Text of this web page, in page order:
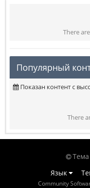
There
Популярный
Показан контент с
There
Тема
Язык
Community